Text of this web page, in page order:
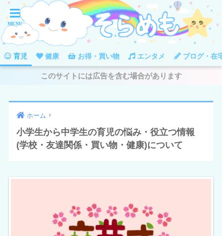
育児 健康 お得・買い物 エンタメ ブログ・在
このサイトには広告を含む場合があります
ホーム
小学生から中学生の育児の悩み・役立つ情報
(学校・友達関係・買い物・健康)について